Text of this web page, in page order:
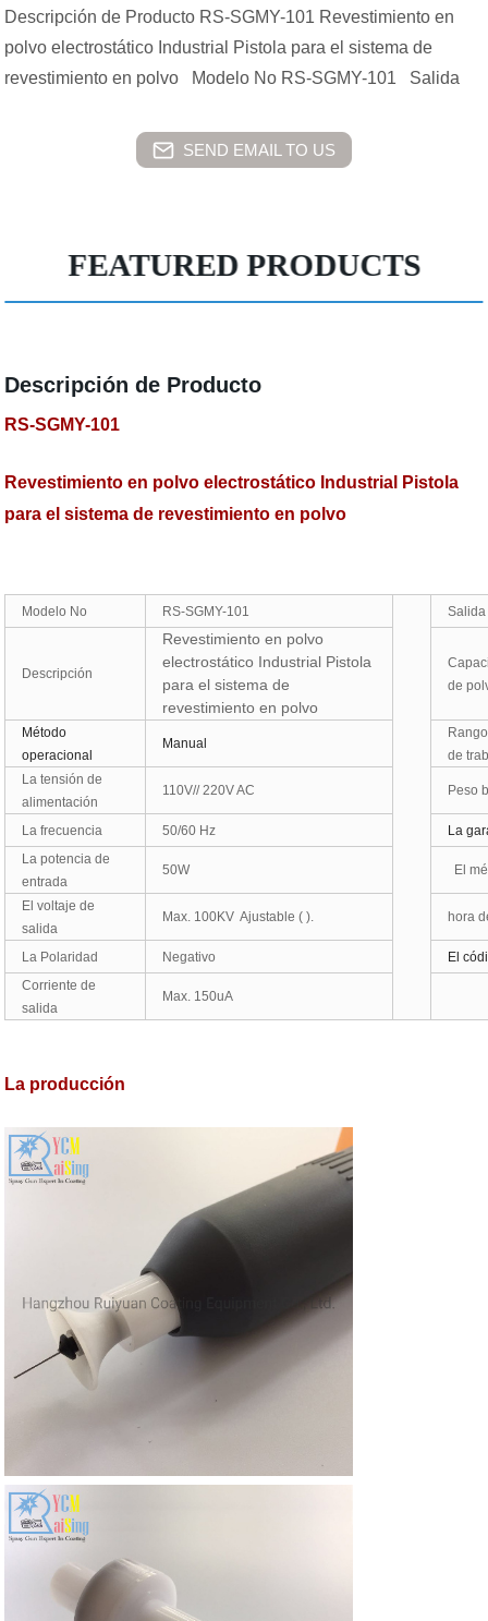
Descripción de Producto RS-SGMY-101 Revestimiento en
polvo electrostático Industrial Pistola para el sistema de
revestimiento en polvo Modelo No RS-SGMY-101 Salida
SEND EMAIL TO US
FEATURED PRODUCTS
Descripción de Producto
RS-SGMY-101
Revestimiento en polvo electrostático Industrial Pistola
para el sistema de revestimiento en polvo
Modelo No RS-SGMY-101
Descripción
Revestimiento en polvo
electrostático Industrial Pistola
para el sistema de
revestimiento en polvo
de
Método
operacional
Manual
de
La tensión de
alimentación
110V// 220V AC Peso
La frecuencia 50/60 Hz
La
La potencia de
entrada
50W El
El voltaje de
salida
Max. 100KV Ajustable ( ). hora
La Polaridad Negativo
El
Corriente de
salida
Max. 150uA
La producción